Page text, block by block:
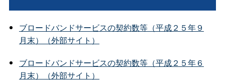
ブロードバンドサービスの契約数等（平成２５年９
月末）（外部サイト）
ブロードバンドサービスの契約数等（平成２５年６
月末）（外部サイト）